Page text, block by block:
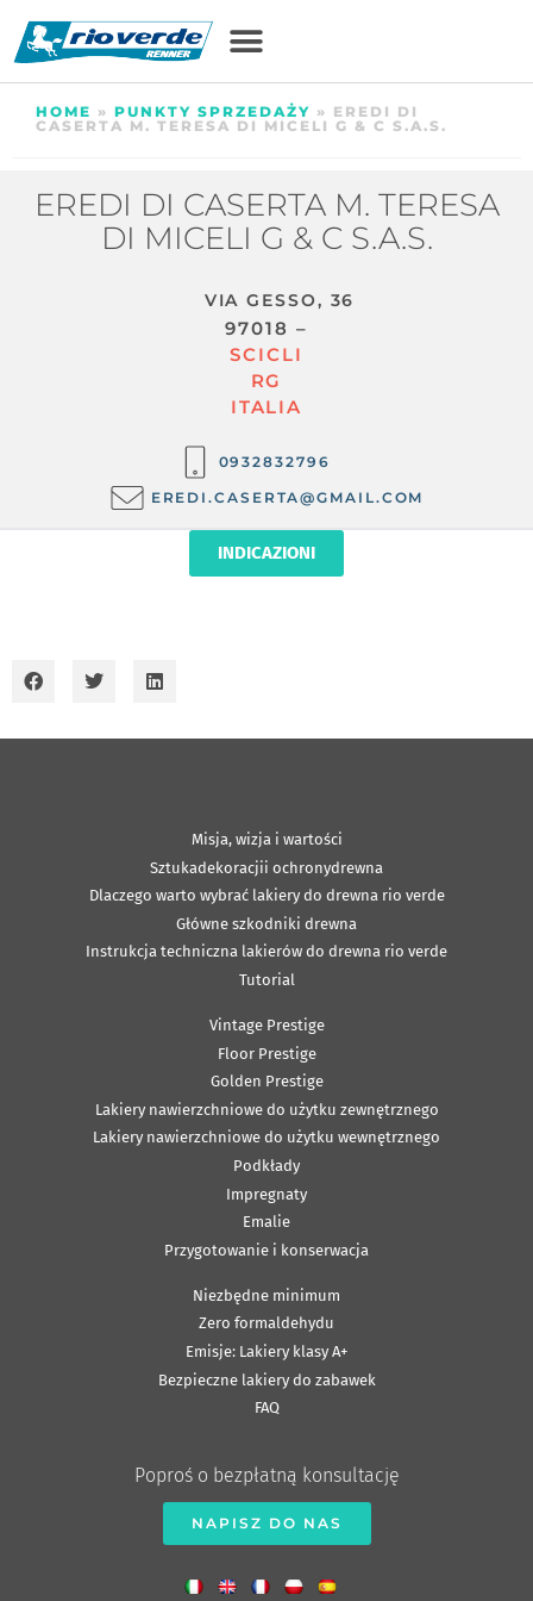
HOME » PUNKTY SPRZEDAŻY » EREDI DI
CASERTA M. TERESA DI MICELI G & C S.A.S.
EREDI DI CASERTA M. TERESA
DI MICELI G & C S.A.S.
VIA GESSO, 36
97018 –
SCICLI
RG
ITALIA
0932832796
EREDI.CASERTA@GMAIL.COM
INDICAZIONI
Misja, wizja i wartości
Sztukadekoracjii ochronydrewna
Dlaczego warto wybrać lakiery do drewna rio verde
Główne szkodniki drewna
Instrukcja techniczna lakierów do drewna rio verde
Tutorial
Vintage Prestige
Floor Prestige
Golden Prestige
Lakiery nawierzchniowe do użytku zewnętrznego
Lakiery nawierzchniowe do użytku wewnętrznego
Podkłady
Impregnaty
Emalie
Przygotowanie i konserwacja
Niezbędne minimum
Zero formaldehydu
Emisje: Lakiery klasy A+
Bezpieczne lakiery do zabawek
FAQ
Poproś o bezpłatną konsultację
NAPISZ DO NAS